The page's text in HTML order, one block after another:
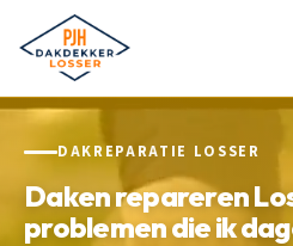
DAKREPARATIE LOSSER
Daken repareren
problemen die ik